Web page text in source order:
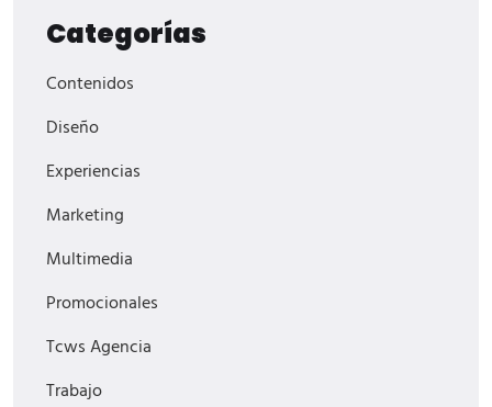
Categorías
Contenidos
Diseño
Experiencias
Marketing
Multimedia
Promocionales
Tcws Agencia
Trabajo